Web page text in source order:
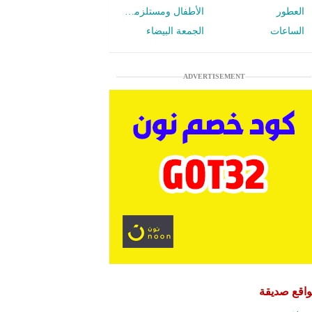
العطور
الأطفال ومستلزمات الرضع
الساعات
الجمعة البيضاء
ADVERTISEMENT
صديقة